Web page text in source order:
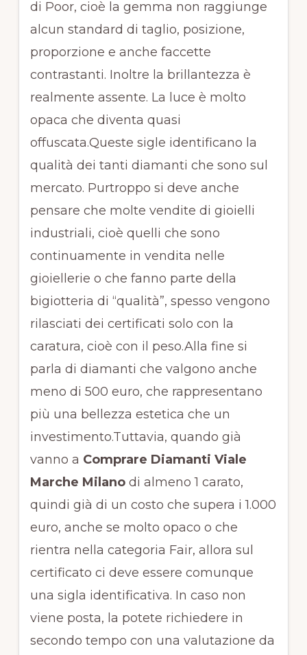
di Poor, cioè la gemma non raggiunge
alcun standard di taglio, posizione,
proporzione e anche faccette
contrastanti. Inoltre la brillantezza è
realmente assente. La luce è molto
opaca che diventa quasi
offuscata.Queste sigle identificano la
qualità dei tanti diamanti che sono sul
mercato. Purtroppo si deve anche
pensare che molte vendite di gioielli
industriali, cioè quelli che sono
continuamente in vendita nelle
gioiellerie o che fanno parte della
bigiotteria di “qualità”, spesso vengono
rilasciati dei certificati solo con la
caratura, cioè con il peso.Alla fine si
parla di diamanti che valgono anche
meno di 500 euro, che rappresentano
più una bellezza estetica che un
investimento.Tuttavia, quando già
vanno a Comprare Diamanti Viale
Marche Milanodi almeno 1 carato,
quindi già di un costo che supera i 1.000
euro, anche se molto opaco o che
rientra nella categoria Fair, allora sul
certificato ci deve essere comunque
una sigla identificativa. In caso non
viene posta, la potete richiedere in
secondo tempo con una valutazione da